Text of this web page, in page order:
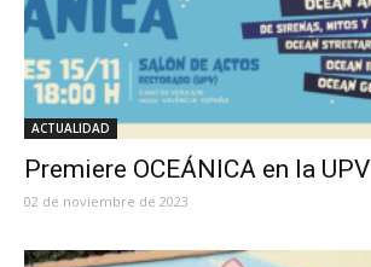
ACTUALIDAD
Premiere OCEÁNICA en la UPV
02 de noviembre de 2023